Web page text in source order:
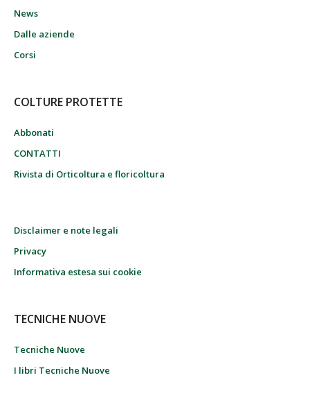
News
Dalle aziende
Corsi
COLTURE PROTETTE
Abbonati
CONTATTI
Rivista di Orticoltura e floricoltura
Disclaimer e note legali
Privacy
Informativa estesa sui cookie
TECNICHE NUOVE
Tecniche Nuove
I libri Tecniche Nuove